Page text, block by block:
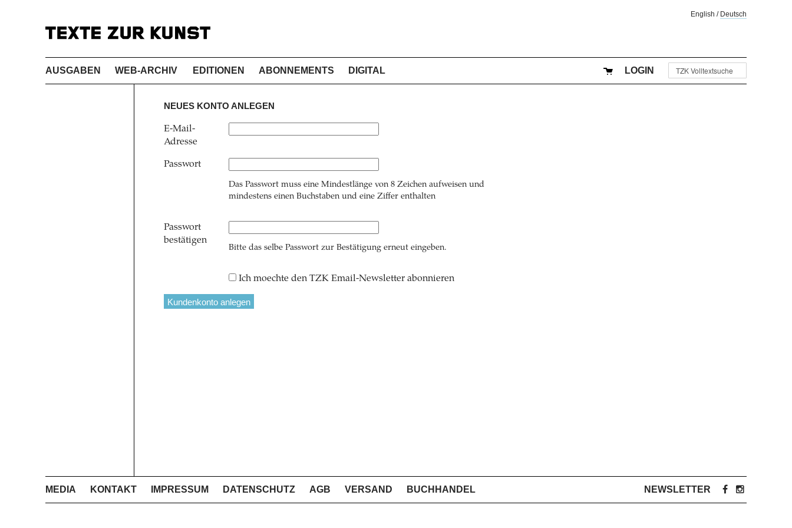
English / Deutsch
AUSGABEN WEB-ARCHIV EDITIONEN ABONNEMENTS DIGITAL LOGIN
NEUES KONTO ANLEGEN
E-Mail-
Adresse
Passwort
Das Passwort muss eine Mindestlänge von 8 Zeichen aufweisen und
mindestens einen Buchstaben und eine Ziffer enthalten
Passwort
bestätigen
Bitte das selbe Passwort zur Bestätigung erneut eingeben.
Ich moechte den TZK Email-Newsletter abonnieren
MEDIA KONTAKT IMPRESSUM DATENSCHUTZ AGB VERSAND BUCHHANDEL NEWSLETTER